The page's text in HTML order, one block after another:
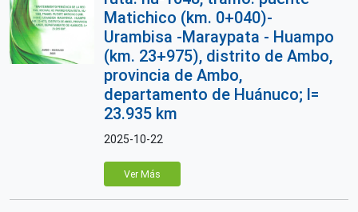
Matichico (km. 0+040)-
Urambisa -Maraypata - Huampo
(km. 23+975), distrito de Ambo,
provincia de Ambo,
departamento de Huánuco; l=
23.935 km
2025-10-22
Ver Más